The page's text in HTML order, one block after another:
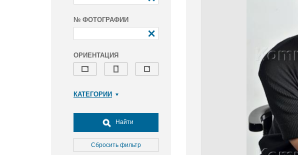
№ ФОТОГРАФИИ
ОРИЕНТАЦИЯ
КАТЕГОРИИ
Досуг, туризм и отдых
Культура
Медицина
Найти
Сбросить фильтр